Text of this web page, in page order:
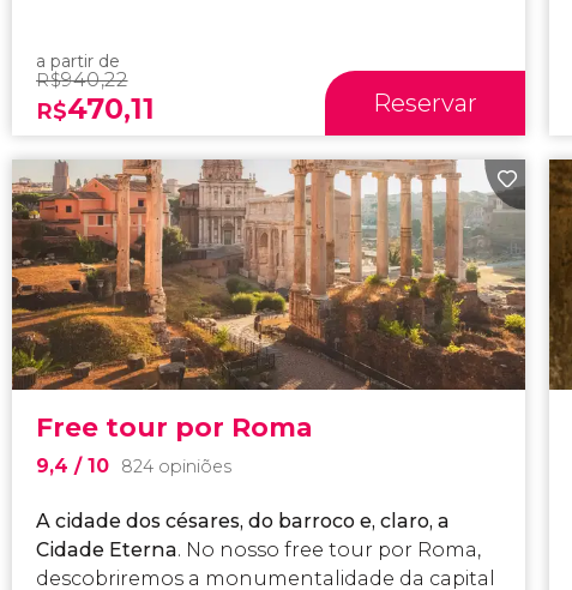
a partir de
R$940,22
R$470,11 Reservar
Free tour por Roma
9,4/ 10 824 opiniões
A cidade dos césares, do barroco e, claro, a
Cidade Eterna. No nosso free tour por Roma,
descobriremos a monumentalidade da capital